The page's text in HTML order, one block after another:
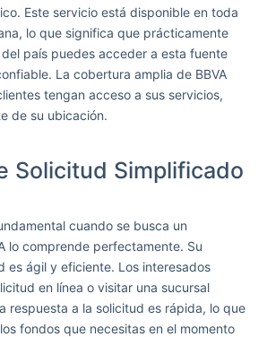
Este servicio está disponible en toda
lo que significa que prácticamente
país puedes acceder a esta fuente
La cobertura amplia de BBVA
tengan acceso a sus servicios,
de su ubicación.
Solicitud Simplificado
cuando se busca un
lo comprende perfectamente. Su
es ágil y eficiente. Los interesados
en línea o visitar una sucursal
respuesta a la solicitud es rápida, lo que
fondos que necesitas en el momento